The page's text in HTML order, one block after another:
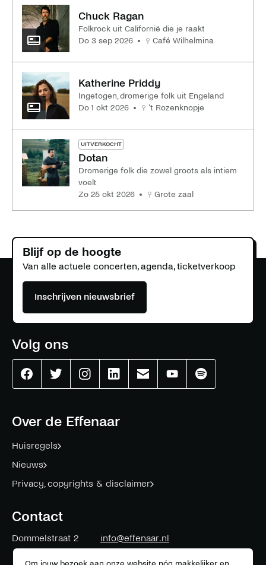
Chuck Ragan
Folkrock uit Californië die je raakt
do 3 sep 2026
Café Wilhelmina
Katherine Priddy
Ingetogen, dromerige folk uit Engeland
do 1 okt 2026
't Rozenknopje
UITVERKOCHT
Dotan
Dromerige folk die zowel groots als intiem
voelt
zo 25 okt 2026
Grote zaal
Over de Effenaar
Huisregels
Nieuws
Privacy, copyrights & disclaimer
Contact
Dommelstraat 2
5611 CK
info@effenaar.nl
Blijf op de hoogte
Van alle actuele concerten, agenda, ticketverkoop
Inschrijven nieuwsbrief
Volg ons
EffenaarEffenaarEffenaarEffenaarEffenaarEffenaarEffenaar